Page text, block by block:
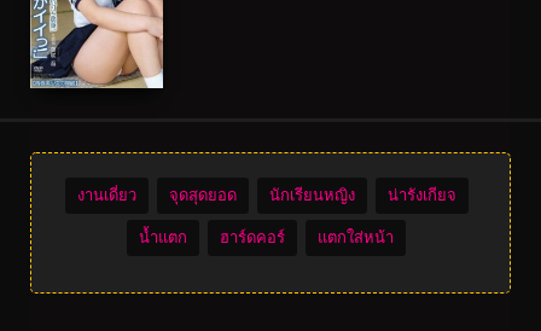
งานเดี่ยว จุดสุดยอด นักเรียนหญิง น่ารังเกียจ
น้ำแตก ฮาร์ดคอร์ แตกใส่หน้า